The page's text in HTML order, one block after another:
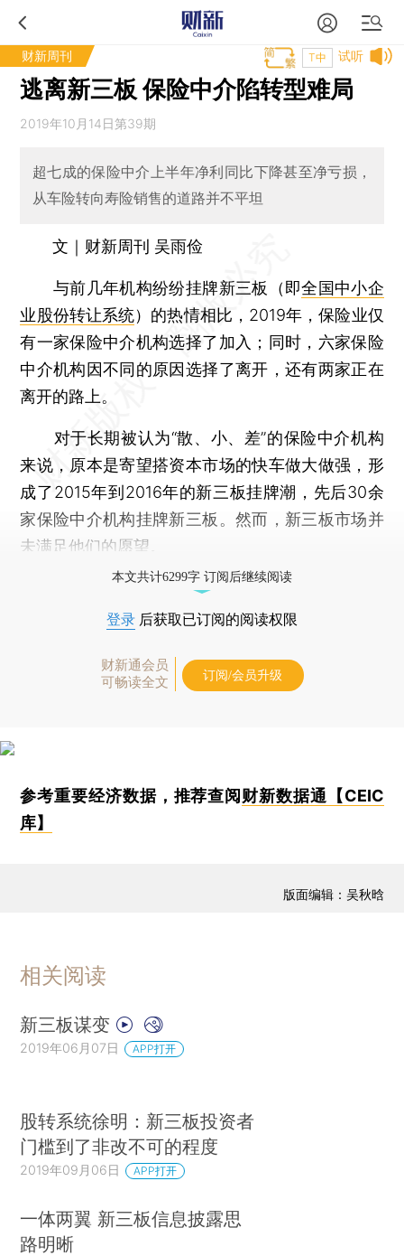
财新周刊 试听
T中
逃离新三板 保险中介陷转型难局
2019年10月14日第39期
超七成的保险中介上半年净利同比下降甚至净亏损，
从车险转向寿险销售的道路并不平坦
文｜财新周刊 吴雨俭
与前几年机构纷纷挂牌新三板（即全国中小企
业股份转让系统）的热情相比，2019年，保险业仅
有一家保险中介机构选择了加入；同时，六家保险
中介机构因不同的原因选择了离开，还有两家正在
离开的路上。
对于长期被认为“散、小、差”的保险中介机构
来说，原本是寄望搭资本市场的快车做大做强，形
成了2015年到2016年的新三板挂牌潮，先后30余
家保险中介机构挂牌新三板。然而，新三板市场并
未满足他们的愿望。
本文共计6299字 订阅后继续阅读
登录 后获取已订阅的阅读权限
财新通会员
可畅读全文
订阅/会员升级
参考重要经济数据，推荐查阅 财新数据通【CEIC
库】
版面编辑：吴秋晗
相关阅读
新三板谋变
2019年06月07日 APP打开
股转系统徐明：新三板投资者
门槛到了非改不可的程度
2019年09月06日 APP打开
一体两翼 新三板信息披露思
路明晰